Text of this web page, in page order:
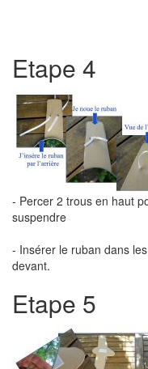
Etape 4
- Percer 2 trous en haut
suspendre
- Insérer le ruban dans
devant.
Etape 5